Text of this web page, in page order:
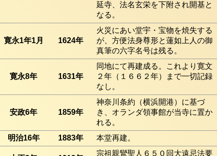
延寺、法名玄栄を下附され開基と
なる。
寛永1年1月 1624年
火災にあい堂宇・宝物を焼失する
が、方便法身尊形と蓮如上人の御
真筆の六字名号は残る。
寛永8年 1631年
同地にて再建成る。これより寛文
２年（１６６２年）まで一切記録
なし。
安政6年 1859年
神奈川条約（横浜開港）に基づ
き、オランダ領事館が当寺に置か
れる。
明治16年
1883年 本堂再建。
宗祖親鸞聖人６５０回大遠忌法要